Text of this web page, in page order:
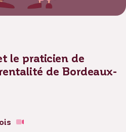
le praticien de
de Bordeaux-